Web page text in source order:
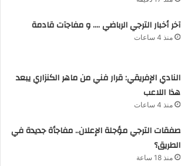
آخر أخبار الترجي الرباضي …. و مفاجآت قادمة
منذ 4 ساعات
النادي الإفريقي: قرار فني من ماهر الكنزاري يبعد
هذا اللاعب
منذ 4 ساعات
صفقات الترجي مؤجلة الإعلان.. مفاجأة جديدة في
الطريق؟
منذ 18 ساعة